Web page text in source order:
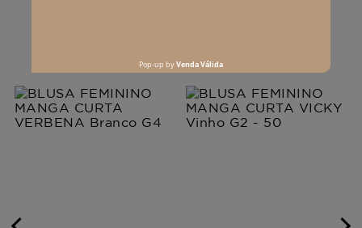
Os mais vendidos